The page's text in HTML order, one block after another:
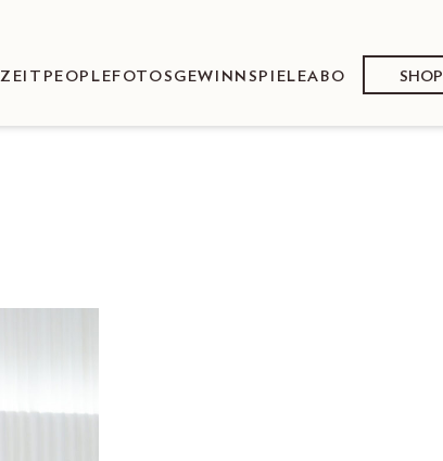
PEOPLE FOTOS GEWINNSPIELEABO SHOP